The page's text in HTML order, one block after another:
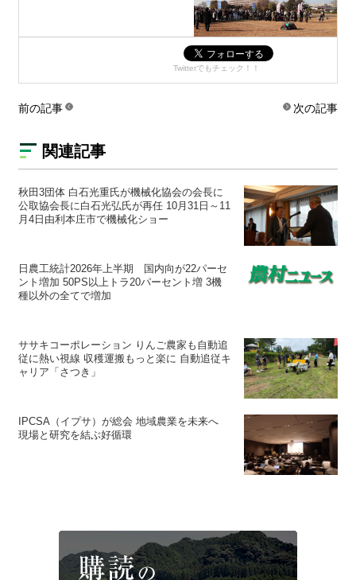
Twitterでもチェック！！
前の記事 次の記事
関連記事
秋田3団体 白石光重氏が機械化協会の会長に
公取協会長に白石光弘氏が再任 10月31日～11
月4日由利本庄市で機械化ショー
日農工統計2026年上半期 国内向が22パーセ
ント増加 50PS以上トラ20パーセント増 3機
種以外の全てで増加
ササキコーポレーション りんご農家も自動追
従に熱い視線 収穫運搬もっと楽に 自動追従キ
ャリア「さつき」
IPCSA（イプサ）が総会 地域農業を未来へ
現場と研究を結ぶ好循環